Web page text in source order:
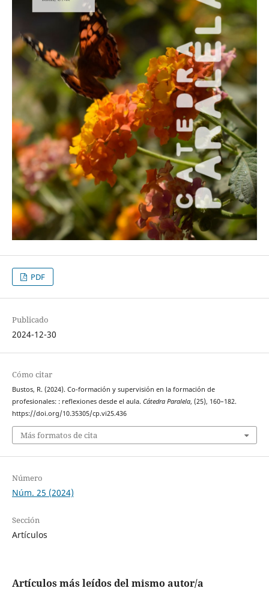
PDF
Publicado
2024-12-30
Cómo citar
Bustos, R. (2024). Co-formación y supervisión en la formación de
profesionales: : reflexiones desde el aula. Cátedra Paralela, (25), 160–182.
https://doi.org/10.35305/cp.vi25.436
Más formatos de cita
Número
Núm. 25 (2024)
Sección
Artículos
Artículos más leídos del mismo autor/a